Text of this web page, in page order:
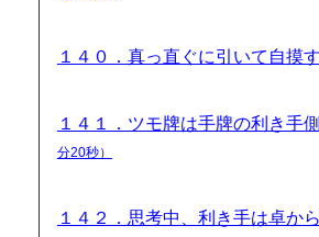
１４０．真っ直ぐに引いて自摸
１４１．ツモ牌は手牌の利き手
分20秒）
１４２．思考中、利き手は卓か